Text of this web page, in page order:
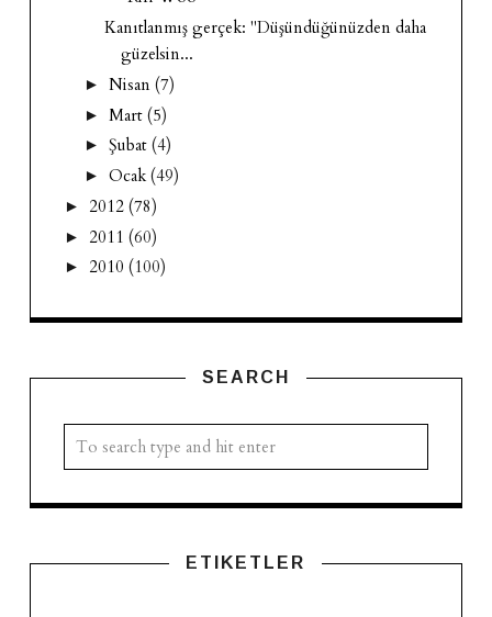
Kanıtlanmış gerçek: "Düşündüğünüzden daha
güzelsin...
► Nisan (7)
► Mart (5)
► Şubat (4)
► Ocak (49)
► 2012 (78)
► 2011 (60)
► 2010 (100)
SEARCH
ETIKETLER